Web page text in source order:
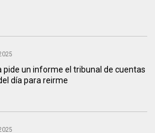
pide un informe el tribunal de cuentas
día para reirme